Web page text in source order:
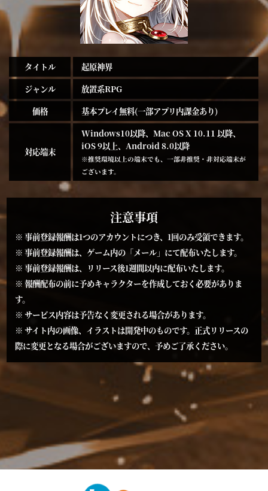
タイトル
起原神界
ジャンル
放置系RPG
価格
基本プレイ無料(一部アプリ内課金あり)
対応端末
Windows10以降、Mac OS X 10.11 以降、
iOS 9以上、Android 8.0以降
※推奨環境以上の端末でも、一部非推奨・非対応端末が
ございます。
注意事項
※ 事前登録報酬は1つのアカウントにつき、1回のみ受領できます。
※ 事前登録報酬は、ゲーム内の「メール」にて配布いたします。
※ 事前登録報酬は、リリース後1週間以内に配布いたします。
※ 報酬配布の前に予めキャラクターを作成しておく必要がありま
す。
※ サービス内容は予告なく変更される場合があります。
※ サイト内の画像、イラストは開発中のものです。正式リリースの
際に変更となる場合がございますので、予めご了承ください。